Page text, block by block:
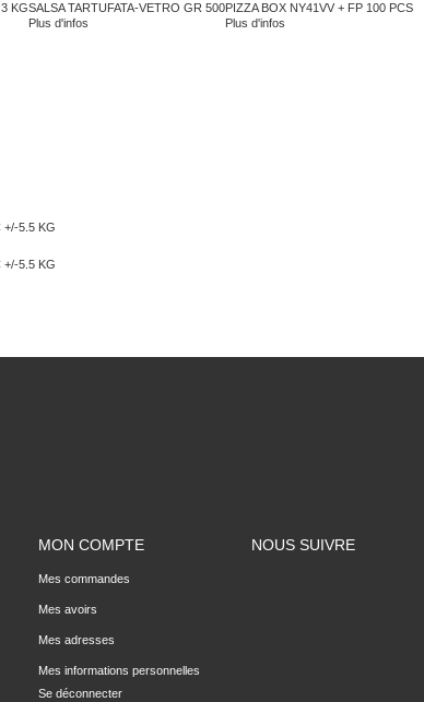
KGSALSA TARTUFATA-VETRO GR 500
Plus d'infos
PIZZA BOX NY41VV + FP 100 PCS
Plus d'infos
+/-5.5 KG
+/-5.5 KG
MON COMPTE
Mes commandes
Mes avoirs
Mes adresses
Mes informations personnelles
Se déconnecter
NOUS SUIVRE